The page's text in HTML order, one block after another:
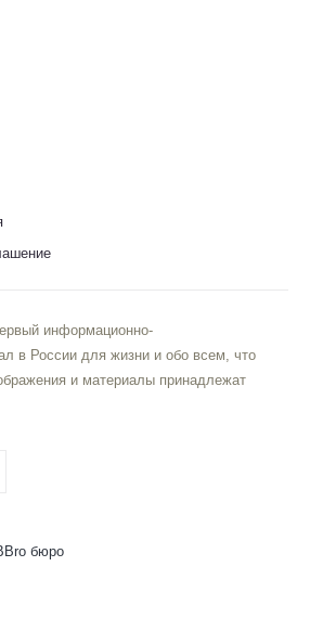
информационно-
в России для жизни и обо всем, что
и материалы принадлежат
бюро